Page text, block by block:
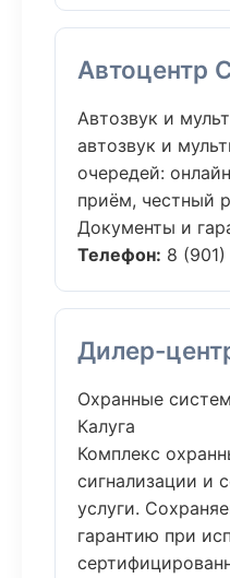
Автоцентр
Автозвук и
автозвук и
очередей:
приём, честный
Документы и
Телефон: 8
Дилер-
Охранные
Калуга
Комплекс
сигнализации и
услуги.
гарантию при